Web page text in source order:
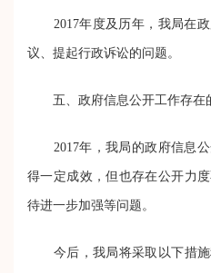
2017年度及历年，我局在政
议、提起行政诉讼的问题。
五、政府信息公开工作存在
2017年，我局的政府信息公
得一定成效，但也存在公开力
待进一步加强等问题。
今后，我局将采取以下措施